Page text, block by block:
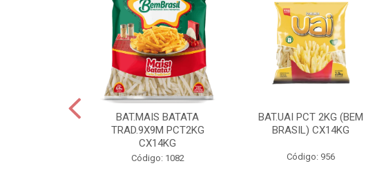
BAT.MAIS BATATA
TRAD.9X9M PCT2KG
CX14KG
Código: 1082
BAT.UAI PCT 2KG (BEM
BRASIL) CX14KG
Código: 956